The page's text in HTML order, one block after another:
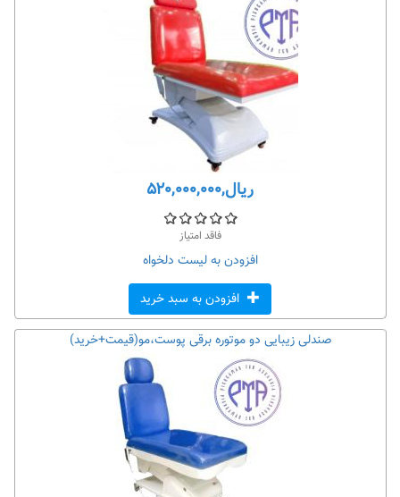
ریال,۵۲۰,۰۰۰,۰۰۰
فاقد امتیاز
افزودن به لیست دلخواه
افزودن به سبد خرید
صندلی زیبایی دو موتوره برقی پوست،مو(قیمت+خرید)